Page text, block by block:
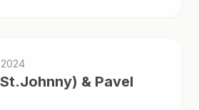
2024
& Pavel